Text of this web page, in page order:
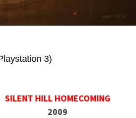
3)
SILENT HILL HOMECOMING
2009